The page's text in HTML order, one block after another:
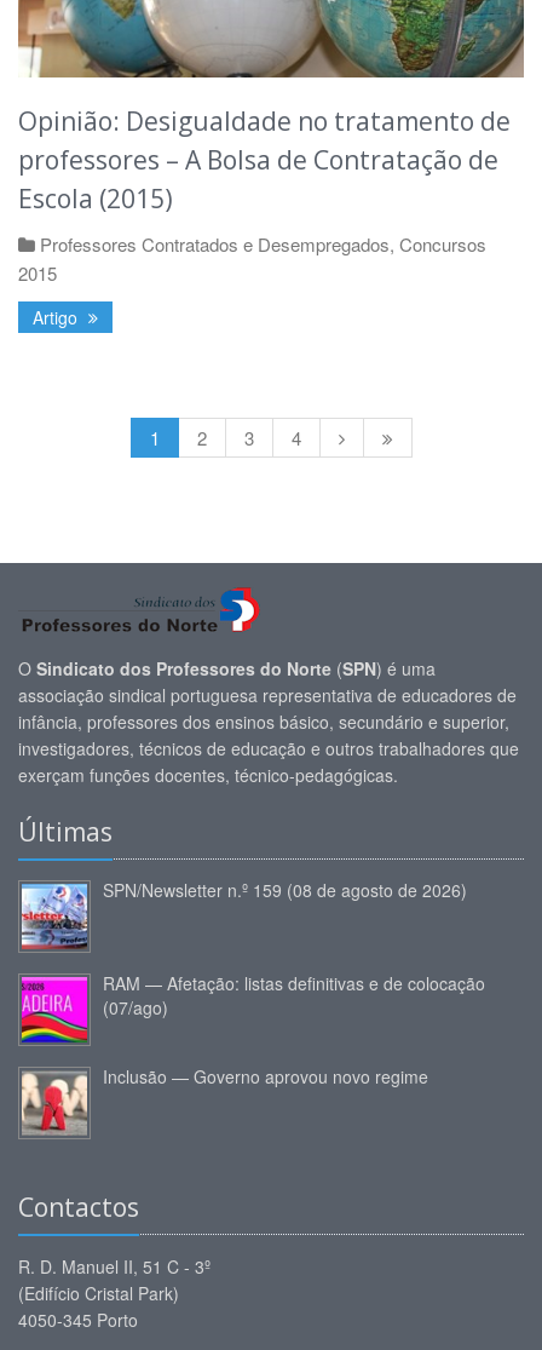
Opinião: Desigualdade no tratamento de
professores – A Bolsa de Contratação de
Escola (2015)
Professores Contratados e Desempregados, Concursos
2015
Artigo
1 2 3 4
O Sindicato dos Professores do Norte (SPN) é uma
associação sindical portuguesa representativa de educadores de
infância, professores dos ensinos básico, secundário e superior,
investigadores, técnicos de educação e outros trabalhadores que
exerçam funções docentes, técnico-pedagógicas.
Últimas
SPN/Newsletter n.º 159 (08 de agosto de 2026)
RAM — Afetação: listas definitivas e de colocação
(07/ago)
Inclusão — Governo aprovou novo regime
Contactos
R. D. Manuel II, 51 C - 3º
(Edifício Cristal Park)
4050-345 Porto